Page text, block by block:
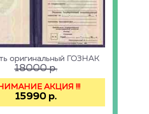
оригинальный ГОЗНАК
18000р.
АКЦИЯ !!!
15990 р.